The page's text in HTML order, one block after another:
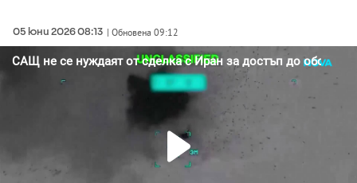
05 юни 2026 08:13 | Обновена 09:12